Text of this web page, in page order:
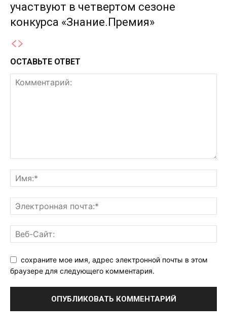
участвуют в четвертом сезоне
конкурса «Знание.Премия»
ОСТАВЬТЕ ОТВЕТ
сохраните мое имя, адрес электронной почты в этом
браузере для следующего комментария.